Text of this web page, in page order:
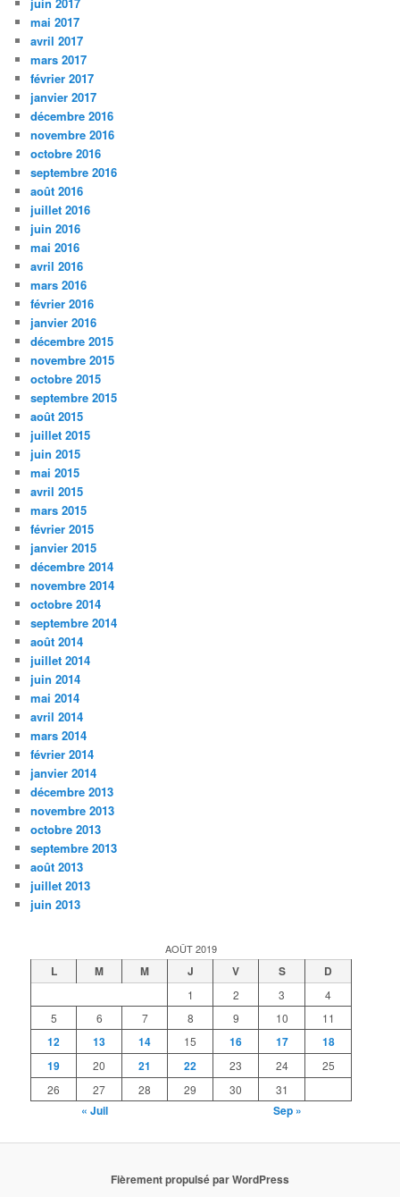
mai 2017
avril 2017
mars 2017
février 2017
janvier 2017
décembre 2016
novembre 2016
octobre 2016
septembre 2016
août 2016
juillet 2016
juin 2016
mai 2016
avril 2016
mars 2016
février 2016
janvier 2016
décembre 2015
novembre 2015
octobre 2015
septembre 2015
août 2015
juillet 2015
juin 2015
mai 2015
avril 2015
mars 2015
février 2015
janvier 2015
décembre 2014
novembre 2014
octobre 2014
septembre 2014
août 2014
juillet 2014
juin 2014
mai 2014
avril 2014
mars 2014
février 2014
janvier 2014
décembre 2013
novembre 2013
octobre 2013
septembre 2013
août 2013
juillet 2013
juin 2013
AOÛT 2019
L M M J V S D
1 2 3
4
5
6 7 8 9 10 11
12 13 14 15 16 17
18
19
20 21 22 23 24
25
26
27 28 29 30 31
« Juil Sep »
Fièrement propulsé par WordPress